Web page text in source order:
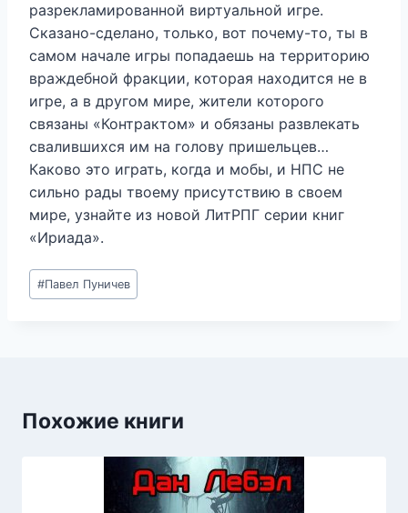
разрекламированной виртуальной игре.
Сказано-сделано, только, вот почему-то, ты в
самом начале игры попадаешь на территорию
враждебной фракции, которая находится не в
игре, а в другом мире, жители которого
связаны «Контрактом» и обязаны развлекать
свалившихся им на голову пришельцев…
Каково это играть, когда и мобы, и НПС не
сильно рады твоему присутствию в своем
мире, узнайте из новой ЛитРПГ серии книг
«Ириада».
Метки
записи:
#Павел Пуничев
Похожие книги